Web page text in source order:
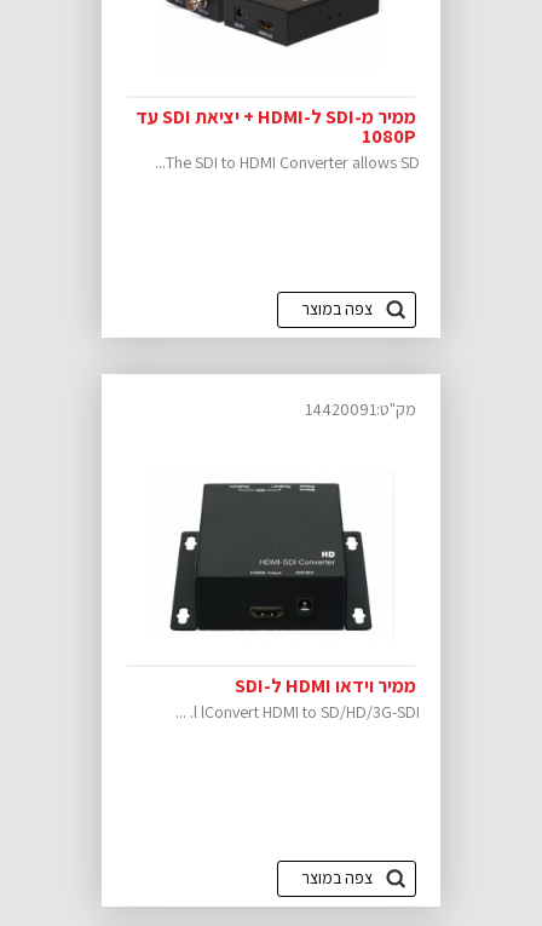
ממיר מ-SDI ל-HDMI + יציאת SDI עד
1080P
The SDI to HDMI Converter allows SD...
צפה במוצר
ממיר וידאו HDMI ל-SDI
l lConvert HDMI to SD/HD/3G-SDI. ...
צפה במוצר
מק"ט:14420091